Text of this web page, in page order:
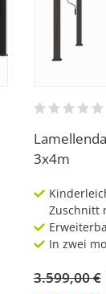
3x4m
Zuschnitt
In zwei
3.599,00 €